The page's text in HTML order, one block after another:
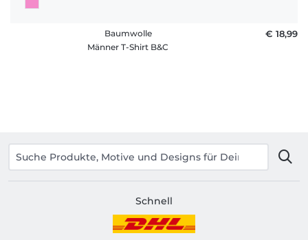
Baumwolle
Männer T-Shirt B&C
€ 18,99
Schnell